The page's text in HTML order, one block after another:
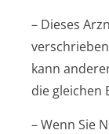
– Dieses
kann
die gleichen
– Wenn Sie